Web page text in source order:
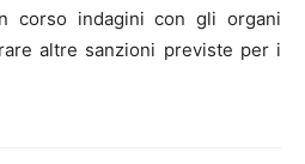
corso indagini con gli organi
altre sanzioni previste per i